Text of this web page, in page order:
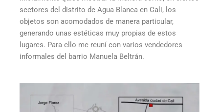
sectores del distrito de Agua Blanca en Cali, los
objetos son acomodados de manera particular,
generando unas estéticas muy propias de estos
lugares. Para ello me reuní con varios vendedores
informales del barrio Manuela Beltrán.